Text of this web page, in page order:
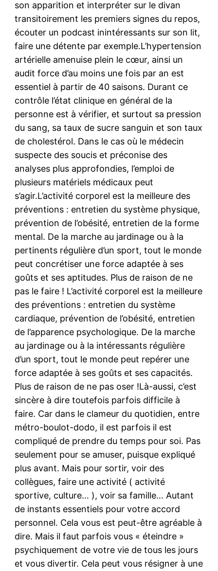
son apparition et interpréter sur le divan
transitoirement les premiers signes du repos,
écouter un podcast inintéressants sur son lit,
faire une détente par exemple.L’hypertension
artérielle amenuise plein le cœur, ainsi un
audit force d’au moins une fois par an est
essentiel à partir de 40 saisons. Durant ce
contrôle l’état clinique en général de la
personne est à vérifier, et surtout sa pression
du sang, sa taux de sucre sanguin et son taux
de cholestérol. Dans le cas où le médecin
suspecte des soucis et préconise des
analyses plus approfondies, l’emploi de
plusieurs matériels médicaux peut
s’agir.L’activité corporel est la meilleure des
préventions : entretien du système physique,
prévention de l’obésité, entretien de la forme
mental. De la marche au jardinage ou à la
pertinents régulière d’un sport, tout le monde
peut concrétiser une force adaptée à ses
goûts et ses aptitudes. Plus de raison de ne
pas le faire ! L’activité corporel est la meilleure
des préventions : entretien du système
cardiaque, prévention de l’obésité, entretien
de l’apparence psychologique. De la marche
au jardinage ou à la intéressants régulière
d’un sport, tout le monde peut repérer une
force adaptée à ses goûts et ses capacités.
Plus de raison de ne pas oser !Là-aussi, c’est
sincère à dire toutefois parfois difficile à
faire. Car dans le clameur du quotidien, entre
métro-boulot-dodo, il est parfois il est
compliqué de prendre du temps pour soi. Pas
seulement pour se amuser, puisque expliqué
plus avant. Mais pour sortir, voir des
collègues, faire une activité ( activité
sportive, culture… ), voir sa famille… Autant
de instants essentiels pour votre accord
personnel. Cela vous est peut-être agréable à
dire. Mais il faut parfois vous « éteindre »
psychiquement de votre vie de tous les jours
et vous divertir. Cela peut vous résigner à une